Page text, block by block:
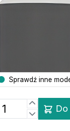
Sprawdź inne